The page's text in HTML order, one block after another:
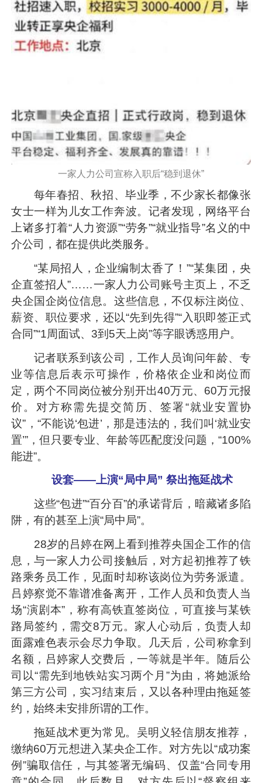
一家人力公司宣称入职后“稳到退休”
每年春招、秋招、毕业季，不少家长都像张
女士一样为儿女工作奔波。记者发现，网络平台
上诸多打着“人力资源”“劳务”“就业指导”名义的中
介公司，都在提供此类服务。
“某局招人，企业编制太香了！”“某集团，央
企直签招人”……一家人力公司账号主页上，不乏
央企国企岗位信息。这些信息，不仅标注岗位、
薪资、职位要求，还以“先到先得”“入职即签正式
合同”“1周面试、3到5天上岗”等字眼诱惑用户。
记者联系到该公司，工作人员询问年龄、专
业等信息后表示可操作，价格依企业和岗位而
定，两个不同岗位被分别开出40万元、60万元报
价。对方称需先提交简历、签署“就业安置协
议”，“不能说‘包进’，那是违法的，我们叫‘就业安
置’”，但只要专业、年龄等匹配度没问题，“100%
能进”。
设套——上演“局中局” 祭出拖延战术
这些“包进”“百分百”的承诺背后，暗藏诸多陷
阱，有的甚至上演“局中局”。
28岁的吕婷在网上看到推荐央国企工作的信
息，与一家人力公司接触后，对方起初推荐了铁
路乘务员工作，见面时却称该岗位为劳务派遣。
吕婷察觉不靠谱准备离开，工作人员和负责人当
场“演剧本”，称有高铁直签岗位，可直接与某铁
路局签约，需交8万元。家人心动后，负责人却
面露难色表示会尽力争取。几天后，公司称拿到
名额，吕婷家人交费后，一等就是半年。随后公
司以“需先到地铁站实习两个月”为由，将她派给
第三方公司，实习结束后，又以各种理由拖延签
约，始终未安排所谓的工作。
拖延战术更为常见。吴明义轻信朋友推荐，
缴纳60万元想进入某央企工作。对方先以“成功案
例”骗取信任，与其签署无编码、仅盖“合同专用